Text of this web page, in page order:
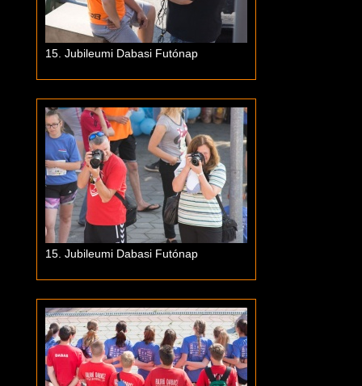
15. Jubileumi Dabasi Futónap
15. Jubileumi Dabasi Futónap